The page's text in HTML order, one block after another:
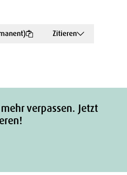
Zitieren
verpassen. Jetzt